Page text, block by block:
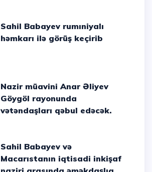
Sahil Babayev rumıniyalı
həmkarı ilə görüş keçirib
Nazir müavini Anar Əliyev
Göygöl rayonunda
vətəndaşları qəbul edəcək.
Sahil Babayev və
Macarıstanın iqtisadi inkişaf